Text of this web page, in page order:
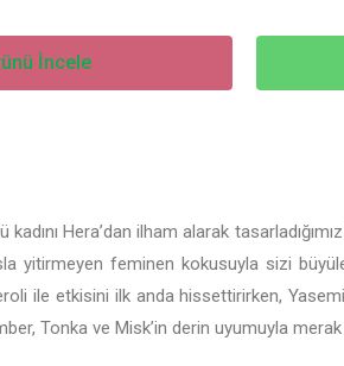
İncele
Hera’dan ilham alarak
yitirmeyen feminen kokusuyla sizi
ile etkisini ilk anda hissettirirken,
Tonka ve Misk’in derin uyumuyla